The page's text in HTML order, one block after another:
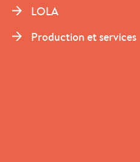
LOLA
Production et services